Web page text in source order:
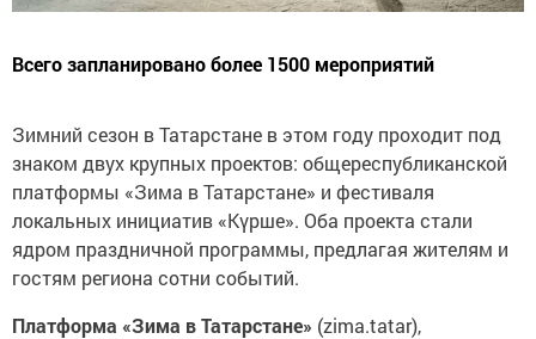
Всего запланировано более 1500 мероприятий
Зимний сезон в Татарстане в этом году проходит под
знаком двух крупных проектов: общереспубликанской
платформы «Зима в Татарстане» и фестиваля
локальных инициатив «Күрше». Оба проекта стали
ядром праздничной программы, предлагая жителям и
гостям региона сотни событий.
Платформа «Зима в Татарстане» (zima.tatar),